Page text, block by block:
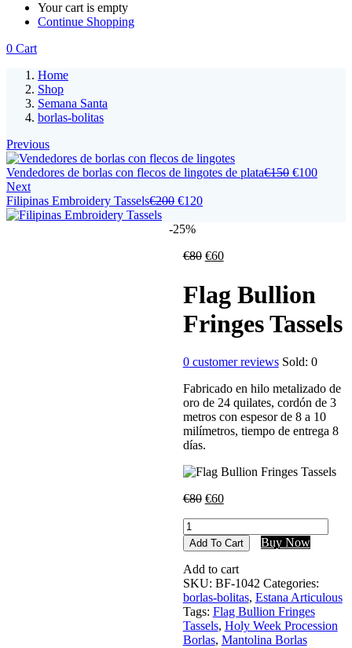
Your cart is empty
Continue Shopping
0 Cart
Home
Shop
Semana Santa
borlas-bolitas
Previous
Vendedores de borlas con flecos de lingotes de plata€150 €100
Next
Filipinas Embroidery Tassels€200 €120
-25%
€80 €60
Flag Bullion
Fringes Tassels
0customer reviews Sold: 0
Fabricado en hilo metalizado de
oro de 24 quilates, cordón de 3
metros con espesor de 8 a 10
milímetros, tiempo de entrega 8
días.
€80 €60
Add To Cart
Buy Now
Add to cart
SKU: BF-1042 Categories:
borlas-bolitas, Estana Articulous
Tags: Flag Bullion Fringes
Tassels, Holy Week Procession
Borlas, Mantolina Borlas